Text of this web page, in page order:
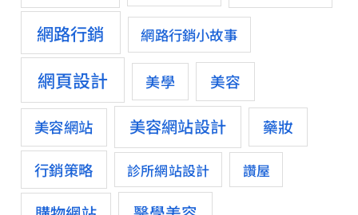
網路行銷
網路行銷小故事
網頁設計 美學 美容
美容網站 美容網站設計 藥妝
行銷策略 診所網站設計 讚屋